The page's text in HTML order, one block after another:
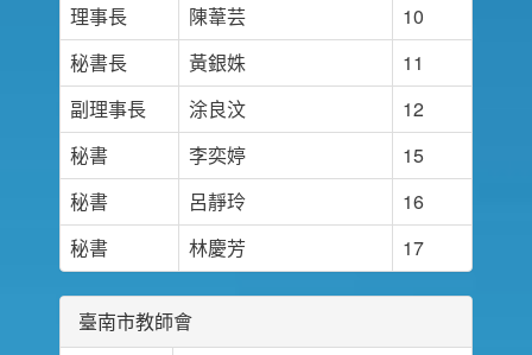
理事長
陳葦芸
10
秘書長
黃銀姝
11
副理事長
涂良汶
12
秘書
李奕婷
15
秘書
呂靜玲
16
秘書
林慶芳 17
臺南市教師會